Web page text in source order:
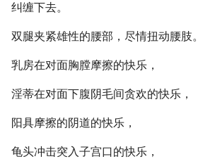
纠缠下去。
双腿夹紧雄性的腰部，尽情扭动腰肢。
乳房在对面胸膛摩擦的快乐，
淫蒂在对面下腹阴毛间贪欢的快乐，
阳具摩擦的阴道的快乐，
龟头冲击突入子宫口的快乐，